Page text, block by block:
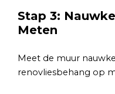
Stap 3:
Meten
Meet de muur
renovliesbehang op